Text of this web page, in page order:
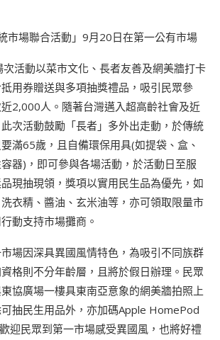
市場聯合活動」9月20日在第一公有市場
活動以菜市文化、長者友善及網美牆打卡
用券贈送與多項抽獎禮品，吸引民眾參
2,000人。隨著台灣邁入超高齡社會及近
次活動鼓勵「長者」多外出走動，於傳統
滿65歲，且自備環保用具(如提袋、盒、
器)，即可參與各場活動，於活動日至服
現抽現領，獎項以實用民生品為優先，如
衣精、醬油、玄米油等，亦可領取限量市
動支持市場攤商。
場因深具異國風情特色，為吸引不同族群
格則不分年齡層，且將於假日辦理。民眾
協廣場一樓具東南亞意象的網美牆拍照上
抽民生用品外，亦加碼Apple HomePod
迎民眾到第一市場感受異國風，也將好禮